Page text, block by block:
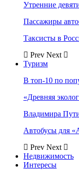
Утренние
Пассажиры
Таксисты в
Prev Next
Туризм
В топ-10 по
«Древняя
Владимира
Автобусы для
Prev Next
Недвижимость
Интересы